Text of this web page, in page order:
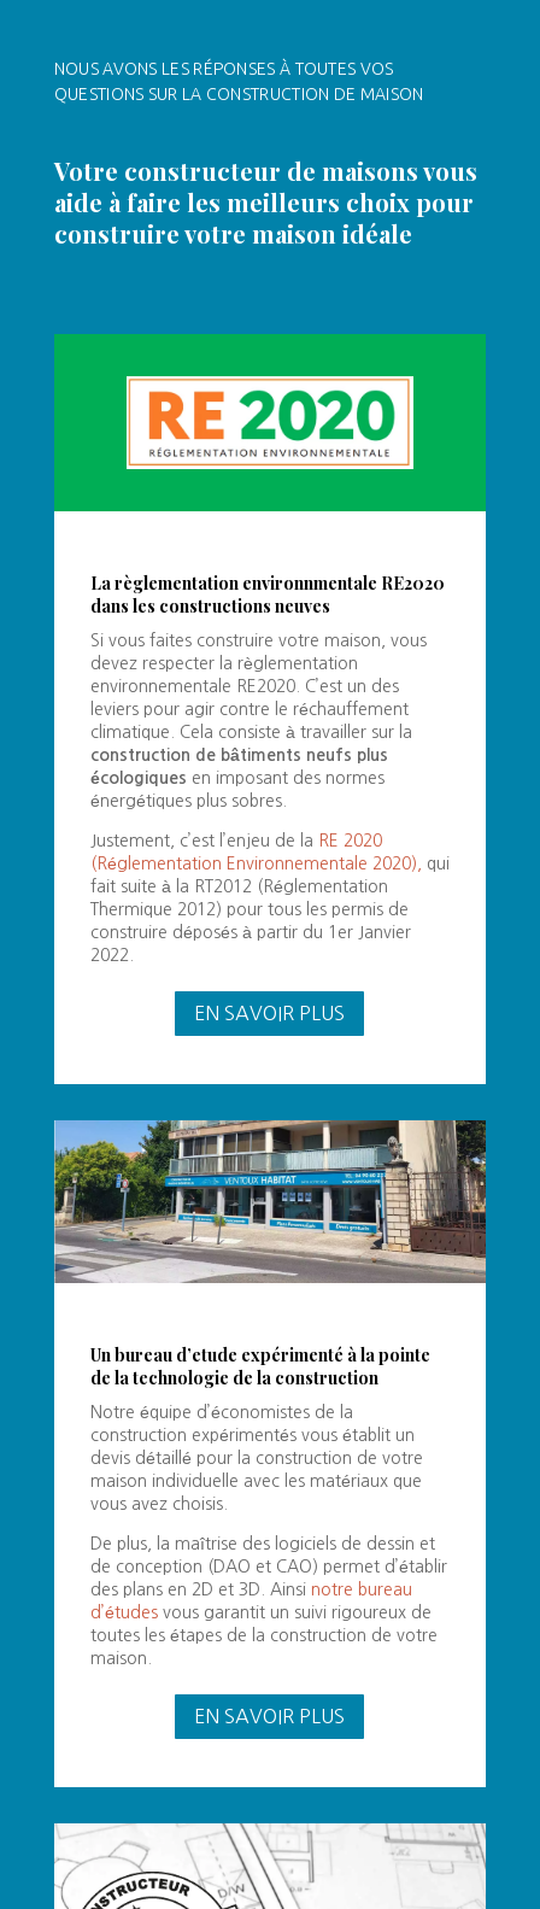
NOUS AVONS LES RÉPONSES À TOUTES VOS
QUESTIONS SUR LA CONSTRUCTION DE MAISON
Votre constructeur de maisons vous
aide à faire les meilleurs choix pour
construire votre maison idéale
La règlementation environnmentale RE2020
dans les constructions neuves
Si vous faites construire votre maison, vous
devez respecter la règlementation
environnementale RE2020. C’est un des
leviers pour agir contre le réchauffement
climatique. Cela consiste à travailler sur la
construction de bâtiments neufs plus
écologiques en imposant des normes
énergétiques plus sobres.
Justement, c’est l’enjeu de la RE 2020
(Réglementation Environnementale 2020),
qui
fait suite à la RT2012 (Réglementation
Thermique 2012) pour tous les permis de
construire déposés à partir du 1er Janvier
2022.
EN SAVOIR PLUS
Un bureau d’etude expérimenté à la pointe
de la technologie de la construction
Notre équipe d’économistes de la
construction expérimentés vous établit un
devis détaillé pour la construction de votre
maison individuelle avec les matériaux que
vous avez choisis.
De plus, la maîtrise des logiciels de dessin et
de conception (DAO et CAO) permet d’établir
des plans en 2D et 3D. Ainsi notre bureau
d’étudesvous garantit un suivi rigoureux de
toutes les étapes de la construction de votre
maison.
EN SAVOIR PLUS